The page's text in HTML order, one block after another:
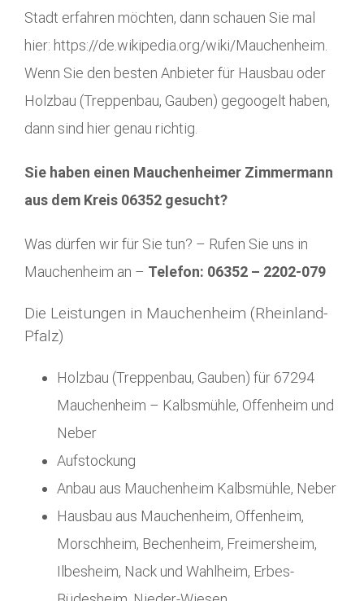
Stadt erfahren möchten, dann schauen Sie mal
hier: https://de.wikipedia.org/wiki/Mauchenheim.
Wenn Sie den besten Anbieter für Hausbau oder
Holzbau (Treppenbau, Gauben) gegoogelt haben,
dann sind hier genau richtig.
Sie haben einen Mauchenheimer Zimmermann
aus dem Kreis 06352 gesucht?
Was dürfen wir für Sie tun? – Rufen Sie uns in
Mauchenheim an – Telefon: 06352 – 2202-079
Die Leistungen in Mauchenheim (Rheinland-
Pfalz)
Holzbau (Treppenbau, Gauben) für 67294
Mauchenheim – Kalbsmühle, Offenheim und
Neber
Aufstockung
Anbau aus Mauchenheim Kalbsmühle, Neber
Hausbau aus Mauchenheim, Offenheim,
Morschheim, Bechenheim, Freimersheim,
Ilbesheim, Nack und Wahlheim, Erbes-